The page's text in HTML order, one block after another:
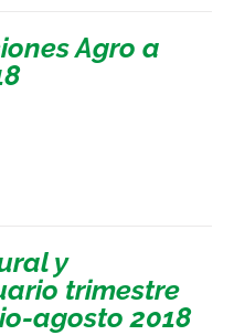
Agro a
y
trimestre
agosto 2018